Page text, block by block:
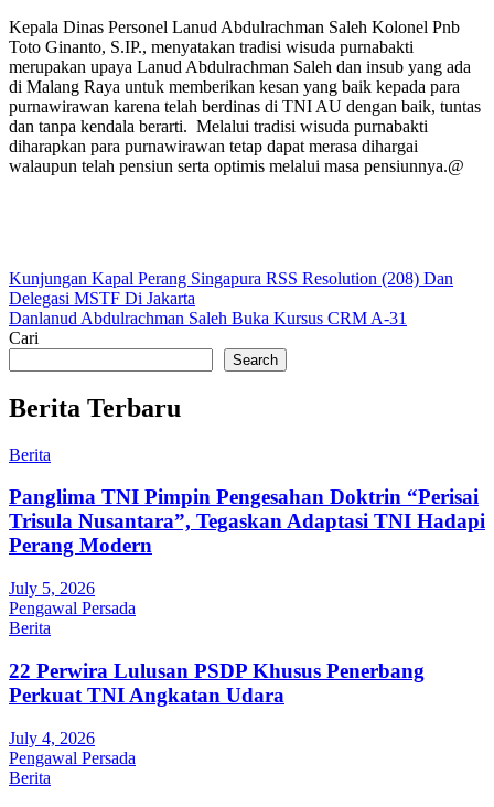
Kepala Dinas Personel Lanud Abdulrachman Saleh Kolonel Pnb
Toto Ginanto, S.IP., menyatakan tradisi wisuda purnabakti
merupakan upaya Lanud Abdulrachman Saleh dan insub yang ada
di Malang Raya untuk memberikan kesan yang baik kepada para
purnawirawan karena telah berdinas di TNI AU dengan baik, tuntas
dan tanpa kendala berarti. Melalui tradisi wisuda purnabakti
diharapkan para purnawirawan tetap dapat merasa dihargai
walaupun telah pensiun serta optimis melalui masa pensiunnya.@
Post
navigation
Kunjungan Kapal Perang Singapura RSS Resolution (208) Dan
Delegasi MSTF Di Jakarta
Danlanud Abdulrachman Saleh Buka Kursus CRM A-31
Cari
Search
Berita Terbaru
Berita
Panglima TNI Pimpin Pengesahan Doktrin “Perisai
Trisula Nusantara”, Tegaskan Adaptasi TNI Hadapi
Perang Modern
July 5, 2026
Pengawal Persada
Berita
22 Perwira Lulusan PSDP Khusus Penerbang
Perkuat TNI Angkatan Udara
July 4, 2026
Pengawal Persada
Berita